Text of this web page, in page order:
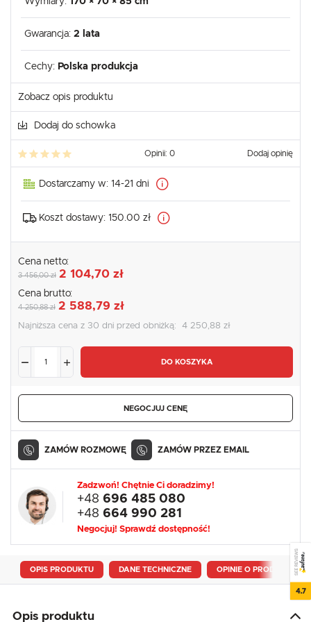
Gwarancja: 2 lata
Cechy: Polska produkcja
Zobacz opis produktu
Dodaj do schowka
Opinii: 0 Dodaj opinię
Dostarczamy w: 14-21 dni
Koszt dostawy: 150.00 zł
Cena netto:
3 456,00 zł 2 104,70 zł
Cena brutto:
4 250,88 zł 2 588,79 zł
Najniższa cena z 30 dni przed obniżką: 4 250,88 zł
DO KOSZYKA
NEGOCJUJ CENĘ
ZAMÓW ROZMOWĘ ZAMÓW PRZEZ EMAIL
Zadzwoń! Chętnie Ci doradzimy!
+48 696 485 080
+48 664 990 281
Negocjuj! Sprawdź dostępność!
OPIS PRODUKTU DANE TECHNICZNE OPINIE O PRODUKCIE
Opis produktu
SEE REVIEWS
4.7